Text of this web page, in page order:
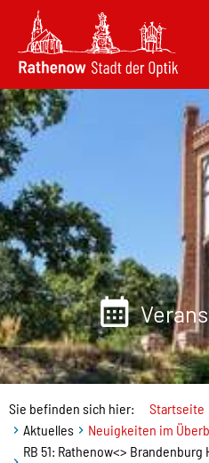
Sie befinden sich hier: Startseite
Aktuelles
Neuigkeiten im
RB 51: Rathenow<>